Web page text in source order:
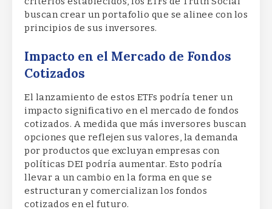
buscan crear un portafolio que se alinee con los
principios de sus inversores.
Impacto en el Mercado de Fondos
Cotizados
El lanzamiento de estos ETFs podría tener un
impacto significativo en el mercado de fondos
cotizados. A medida que más inversores buscan
opciones que reflejen sus valores, la demanda
por productos que excluyan empresas con
políticas DEI podría aumentar. Esto podría
llevar a un cambio en la forma en que se
estructuran y comercializan los fondos
cotizados en el futuro.